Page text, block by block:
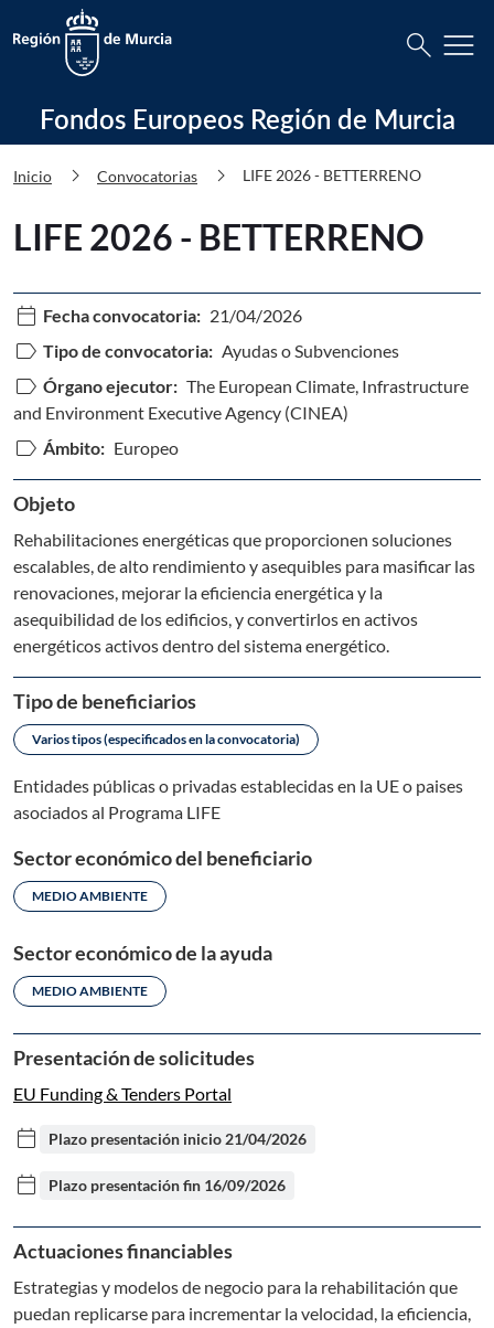
Fondos Europeos Región de Murcia
search menu
Fondos Europeos Región de Murcia
Inicio chevron_right Convocatorias chevron_right LIFE 2026 - BETTERRENO
LIFE 2026 - BETTERRENO
calendar_today Fecha convocatoria: 21/04/2026
label Tipo de convocatoria: Ayudas o Subvenciones
label Órgano ejecutor: The European Climate, Infrastructure
and Environment Executive Agency (CINEA)
label Ámbito: Europeo
Objeto
Rehabilitaciones energéticas que proporcionen soluciones
escalables, de alto rendimiento y asequibles para masificar las
renovaciones, mejorar la eficiencia energética y la
asequibilidad de los edificios, y convertirlos en activos
energéticos activos dentro del sistema energético.
Tipo de beneficiarios
Varios tipos (especificados en la convocatoria)
Entidades públicas o privadas establecidas en la UE o paises
asociados al Programa LIFE
Sector económico del beneficiario
MEDIO AMBIENTE
Sector económico de la ayuda
MEDIO AMBIENTE
Presentación de solicitudes
EU Funding & Tenders Portal
calendar_today Plazo presentación inicio 21/04/2026
calendar_today Plazo presentación fin 16/09/2026
Actuaciones financiables
Estrategias y modelos de negocio para la rehabilitación que
puedan replicarse para incrementar la velocidad, la eficiencia,